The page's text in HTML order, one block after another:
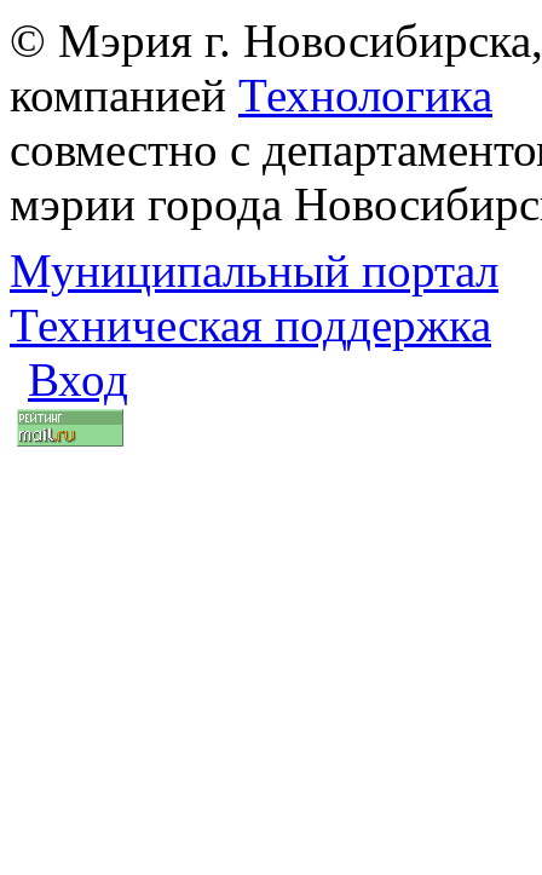
© Мэрия г.
компанией Технологика
совместно с
мэрии города
Муниципальный портал
Техническая поддержка
Вход